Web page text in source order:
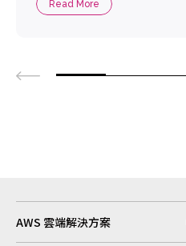
Read More
AWS 雲端解決方案